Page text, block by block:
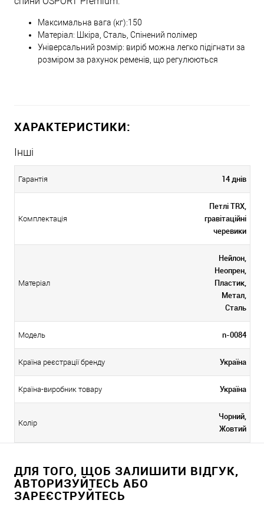
Максимальна вага (кг):150
Матеріал: Шкіра, Сталь, Спінений полімер
Універсальний розмір: виріб можна легко підігнати за
розміром за рахунок ременів, що регулюються
ХАРАКТЕРИСТИКИ:
Інші
Гарантія 14 днів
Комплектація
Петлі TRX,
гравітаційні
черевики
Матеріал
Нейлон,
Неопрен,
Пластик,
Метал,
Сталь
Модель n-0084
Країна реєстрації бренду Україна
Країна-виробник товару Україна
Колір
Чорний,
Жовтий
ДЛЯ ТОГО, ЩОБ ЗАЛИШИТИ ВІДГУК,
АВТОРИЗУЙТЕСЬ АБО
ЗАРЕЄСТРУЙТЕСЬ